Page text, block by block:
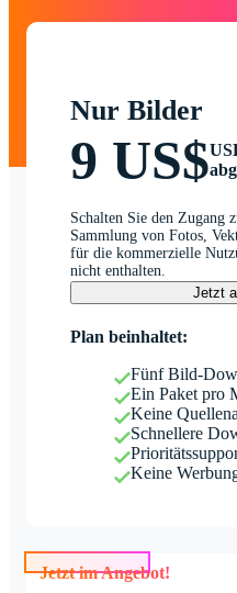
Nur Bilder
9 US$
Schalten Sie den Zugang
Sammlung von Fotos,
für die kommerzielle
nicht enthalten.
Jetzt
Plan beinhaltet:
Fünf Bild-
Ein Paket pro
Keine
Schnellere
Keine
Jetzt im Angebot!